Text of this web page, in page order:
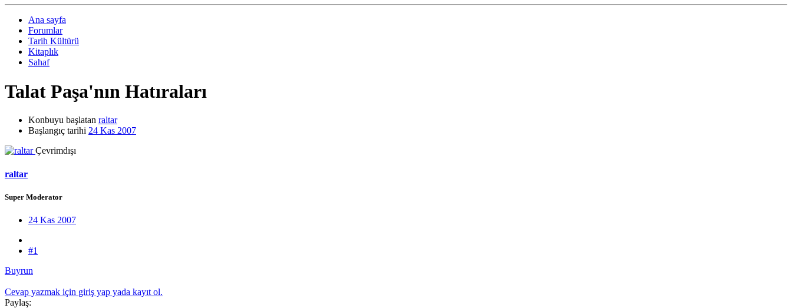
Ana sayfa
Forumlar
Tarih Kültürü
Kitaplık
Sahaf
Talat Paşa'nın Hatıraları
Konbuyu başlatan raltar
Başlangıç tarihi 24 Kas 2007
Çevrimdışı
raltar
Super Moderator
24 Kas 2007
#1
Buyrun
Cevap yazmak için giriş yap yada kayıt ol.
Paylaş: